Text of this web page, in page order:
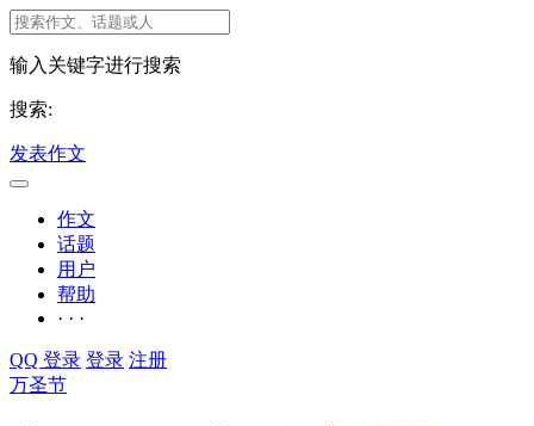
输入关键字进行搜索
搜索:
发表作文
作文
话题
用户
帮助
· · ·
QQ 登录 登录 注册
万圣节